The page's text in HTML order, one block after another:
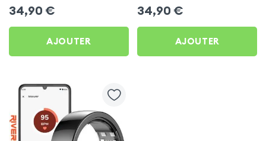
34,90 €
AJOUTER
34,90 €
AJOUTER